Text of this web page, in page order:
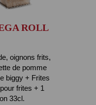
ROLL
oignons frits,
de pomme
biggy + Frites
frites + 1
33cl.